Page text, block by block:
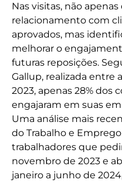
Nas visitas, não
relacionamento com
aprovados, mas
melhorar o
futuras reposições.
Gallup, realizada entre
2023, apenas 28% dos
engajaram em suas
Uma análise mais
do Trabalho e Emprego
trabalhadores que
novembro de 2023 e
janeiro a junho de